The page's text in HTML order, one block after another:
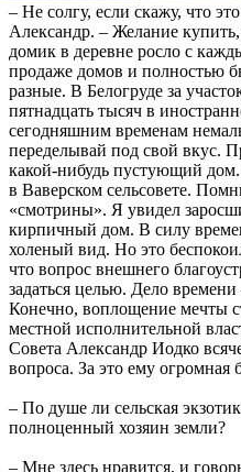
– Не солгу, если скажу, что
Александр. – Желание
домик в деревне росло с
продаже домов и полностью
разные. В Белогруде за
пятнадцать тысяч в
сегодняшним временам
переделывай под свой вкус.
какой-нибудь пустующий
в Ваверском сельсовете.
«смотрины». Я увидел
кирпичный дом. В силу
холеный вид. Но это
что вопрос внешнего
задаться целью. Дело
Конечно, воплощение мечты
местной исполнительной
Совета Александр Иодко
вопроса. За это ему огромная
– По душе ли сельская
полноценный хозяин земли?
– Мне здесь нравится, и